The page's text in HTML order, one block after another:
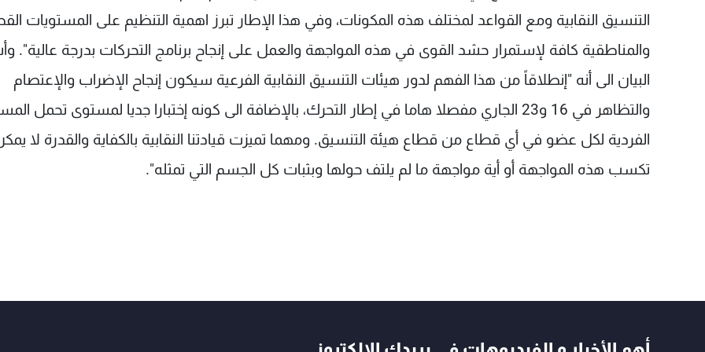
التنسيق النقابية ومع القواعد لمختلف هذه المكونات، وفي هذا الإطار تبرز اهمية التنظيم على المستويات
والمناطقية كافة لإستمرار حشد القوى في هذه المواجهة والعمل على إنجاح برنامج التحركات بدرجة عالية".
البيان الى أنه "إنطلاقاً من هذا الفهم لدور هيئات التنسيق النقابية الفرعية سيكون إنجاح الإضراب والإعتصام
والتظاهر في 16 و23 الجاري مفصلا هاما في إطار التحرك، بالإضافة الى كونه إختبارا جديا لمستوى تحمل
الفردية لكل عضو في أي قطاع من قطاع هيئة التنسيق. ومهما تميزت قيادتنا النقابية بالكفاية والقدرة لا
تكسب هذه المواجهة أو أية مواجهة ما لم يلتف حولها وبثبات كل الجسم التي تمثله".